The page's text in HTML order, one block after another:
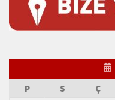
P
S Ç